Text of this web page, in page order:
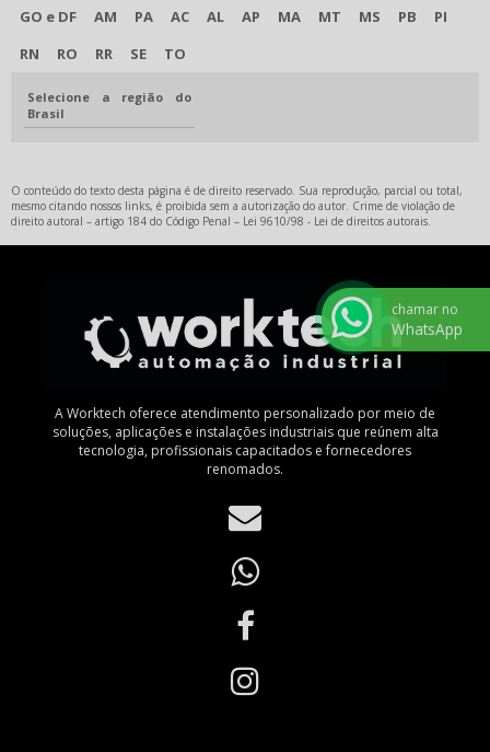
GO e DF
AM PA AC AL AP MA MT MS PB
PI
RN
RO RR SE TO
Selecione a região do
Brasil
O conteúdo do texto desta página é de direito reservado. Sua reprodução, parcial ou total,
mesmo citando nossos links, é proibida sem a autorização do autor. Crime de violação de
direito autoral – artigo 184 do Código Penal – Lei 9610/98 - Lei de direitos autorais.
A Worktech oferece atendimento personalizado por meio de
soluções, aplicações e instalações industriais que reúnem alta
tecnologia, profissionais capacitados e fornecedores
renomados.
chamar no
WhatsApp